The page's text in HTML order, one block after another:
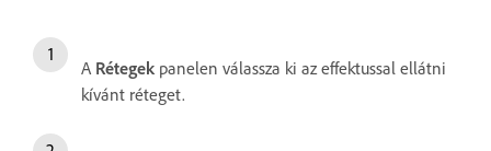
A Rétegek panelen válassza ki az effektussal ellátni
kívánt réteget.